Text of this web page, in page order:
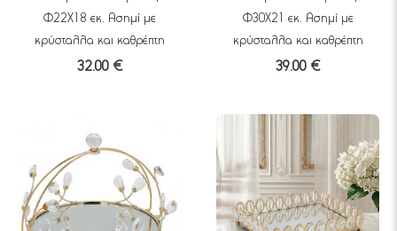
Φ22Χ18 εκ. Ασημί με
κρύσταλλα και καθρέπτη
32.00 €
Φ30Χ21 εκ. Ασημί με
κρύσταλλα και καθρέπτη
39.00 €